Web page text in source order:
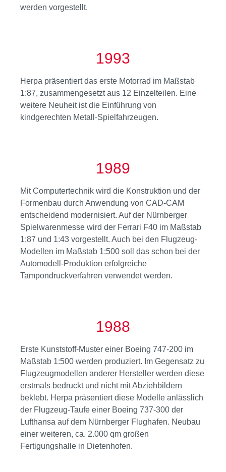
werden vorgestellt.
1993
Herpa präsentiert das erste Motorrad im Maßstab
1:87, zusammengesetzt aus 12 Einzelteilen. Eine
weitere Neuheit ist die Einführung von
kindgerechten Metall-Spielfahrzeugen.
1989
Mit Computertechnik wird die Konstruktion und der
Formenbau durch Anwendung von CAD-CAM
entscheidend modernisiert. Auf der Nürnberger
Spielwarenmesse wird der Ferrari F40 im Maßstab
1:87 und 1:43 vorgestellt. Auch bei den Flugzeug-
Modellen im Maßstab 1:500 soll das schon bei der
Automodell-Produktion erfolgreiche
Tampondruckverfahren verwendet werden.
1988
Erste Kunststoff-Muster einer Boeing 747-200 im
Maßstab 1:500 werden produziert. Im Gegensatz zu
Flugzeugmodellen anderer Hersteller werden diese
erstmals bedruckt und nicht mit Abziehbildern
beklebt. Herpa präsentiert diese Modelle anlässlich
der Flugzeug-Taufe einer Boeing 737-300 der
Lufthansa auf dem Nürnberger Flughafen. Neubau
einer weiteren, ca. 2.000 qm großen
Fertigungshalle in Dietenhofen.